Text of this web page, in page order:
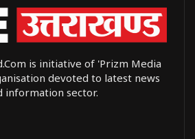
is initiative of 'Prizm Media
devoted to latest news
information sector.